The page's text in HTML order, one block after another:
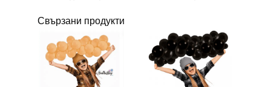
Свързани продукти